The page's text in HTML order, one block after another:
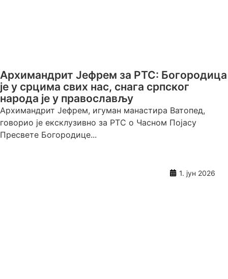
Архимандрит Јефрем за РТС: Богородица
је у срцима свих нас, снага српског
народа је у православљу
Архимандрит Јефрем, игуман манастира Ватопед,
говорио je ексклузивно за РТС о Часном Појасу
Пресвете Богородице...
1. јун 2026